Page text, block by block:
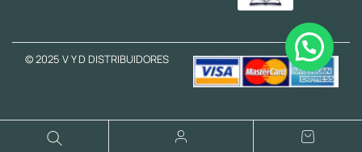
© 2025 V Y D DISTRIBUIDORES